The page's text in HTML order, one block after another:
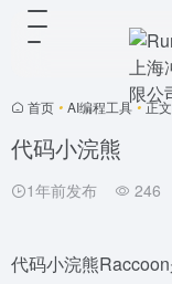
首页 • AI编程工具 • 正文
代码小浣熊
1年前发布 246
代码小浣熊